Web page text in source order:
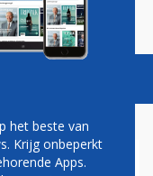
Vacatures
het beste van
Krijg onbeperkt
Apps.